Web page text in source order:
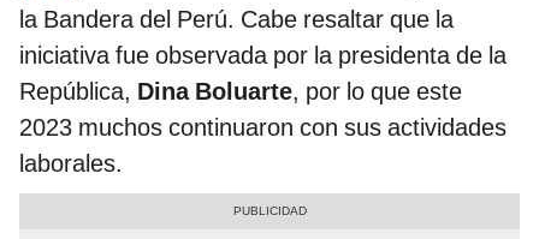
la Bandera del Perú. Cabe resaltar que la
iniciativa fue observada por la presidenta de la
República, Dina Boluarte, por lo que este
2023 muchos continuaron con sus actividades
laborales.